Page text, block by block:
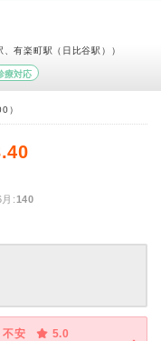
有楽町駅（日比谷駅））
療対応
）
:140
不安
5.0